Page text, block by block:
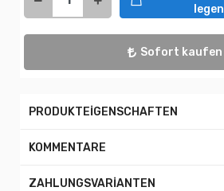
legen
Sofort kaufen
PRODUKTEİGENSCHAFTEN
KOMMENTARE
ZAHLUNGSVARİANTEN